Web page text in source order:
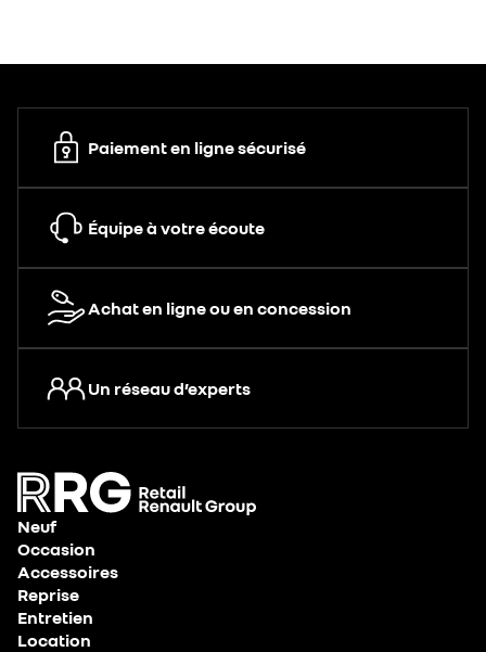
Paiement en ligne sécurisé
Équipe à votre écoute
Achat en ligne ou en concession
Un réseau d’experts
Neuf
Occasion
Accessoires
Reprise
Entretien
Location